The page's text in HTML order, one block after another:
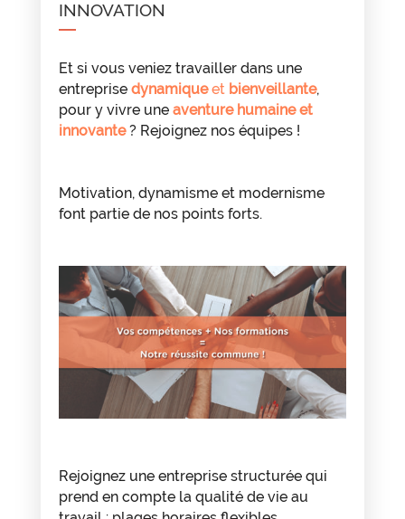
INNOVATION
Et si vous veniez travailler dans une
entreprisedynamiqueetbienveillante,
pour y vivre une aventure humaine et
innovante? Rejoignez nos équipes !
Motivation, dynamisme et modernisme
font partie de nos points forts.
Rejoignez une entreprise structurée qui
prend en compte la qualité de vie au